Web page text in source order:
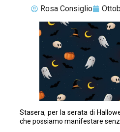
Rosa Consiglio
Stasera, per la serata di
che possiamo manifestare